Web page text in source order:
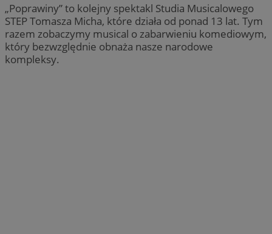
„Poprawiny” to kolejny spektakl Studia Musicalowego
STEP Tomasza Micha, które działa od ponad 13 lat. Tym
razem zobaczymy musical o zabarwieniu komediowym,
który bezwzględnie obnaża nasze narodowe
kompleksy.